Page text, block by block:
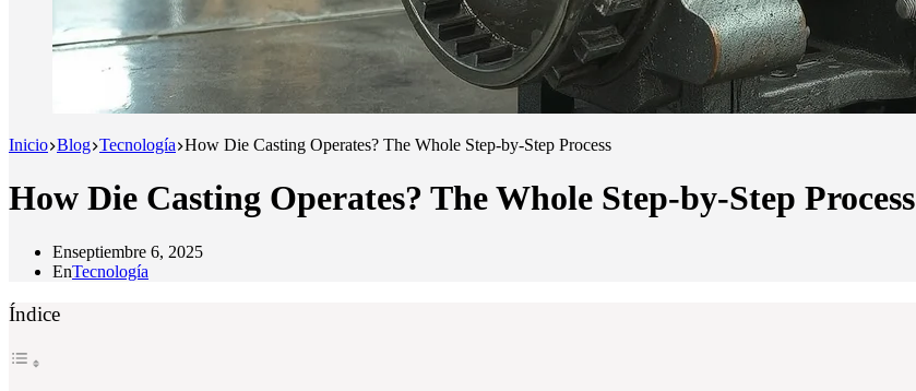
Inicio Blog Tecnología How Die Casting Operates? The Whole Step-by-Step Process
How Die Casting Operates? The Whole Step-by-Step Process
Enseptiembre 6, 2025
EnTecnología
Índice